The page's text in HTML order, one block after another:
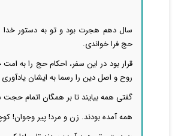
سال دهم هجرت بود و تو به دستور خدا
حج فرا خواندی.
قرار بود در این سفر، احکام حج را به
روح و اصل دین را رسما به ایشان
گفتی همه بیایند تا بر همگان اتمام
همه آمده بودند. زن و مرد! پیر وجوان!